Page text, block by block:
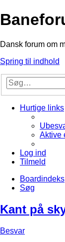
Dansk forum om
Spring til indhold
Hurtige links
Aktive
Log ind
Tilmeld
Boardindeks
Søg
Kant på
Besvar